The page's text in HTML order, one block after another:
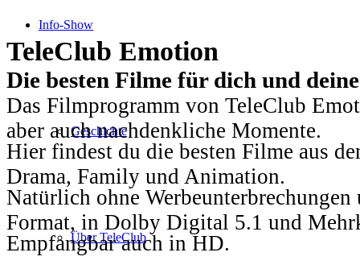
Info-Show
Geschichte
Über TeleClub
TeleClub Emotion
Die besten Filme für dich und
Das Filmprogramm von TeleClub
aber auch nachdenkliche Momente.
Hier findest du die besten Filme aus
Drama, Family und Animation.
Natürlich ohne
Format, in Dolby Digital 5.1 und
Empfangbar auch in HD.